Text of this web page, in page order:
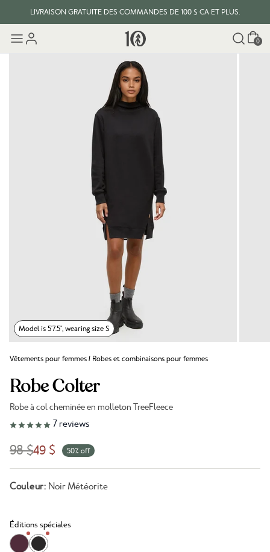
LIVRAISON GRATUITE DES COMMANDES DE 100 $ CA ET PLUS.
Panier
0
Model is 5'7.5", wearing size S
Vêtements pour femmes/ Robes et combinaisons pour femmes
Robe Colter
Robe à col cheminée en molleton TreeFleece
Lien vers les avis
7 reviews
98 $49 $ 50% off
Couleur: Noir Météorite
Éditions spéciales